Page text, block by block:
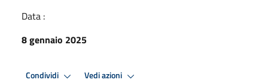
Data :
8 gennaio 2025
Condividi Vedi azioni